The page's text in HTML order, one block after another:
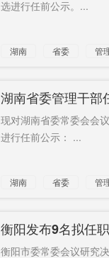
选进行任前公示。...
湖南 省委 管
湖南省委管理干部
现对湖南省委常委会会
进行任前公示： ...
湖南 省委 管
衡阳发布9名拟任
衡阳市委常委会议研究